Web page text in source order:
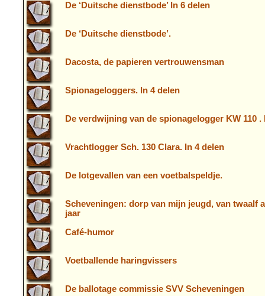
De ‘Duitsche dienstbode’ In 6 delen
De ‘Duitsche dienstbode’.
Dacosta, de papieren vertrouwensman
Spionageloggers. In 4 delen
De verdwijning van de spionagelogger KW 110 .
Vrachtlogger Sch. 130 Clara. In 4 delen
De lotgevallen van een voetbalspeldje.
Scheveningen: dorp van mijn jeugd, van twaalf
jaar
Café-humor
Voetballende haringvissers
De ballotage commissie SVV Scheveningen